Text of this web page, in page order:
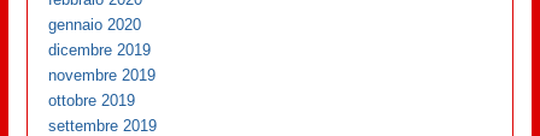
gennaio 2020
dicembre 2019
novembre 2019
ottobre 2019
settembre 2019